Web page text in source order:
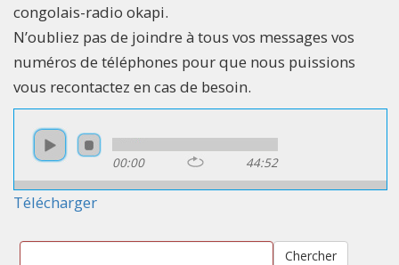
congolais-radio okapi.
N’oubliez pas de joindre à tous vos messages vos
numéros de téléphones pour que nous puissions
vous recontactez en cas de besoin.
00:00 44:52
Télécharger
Chercher